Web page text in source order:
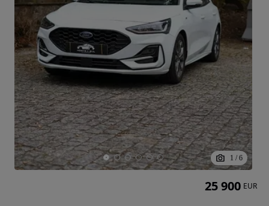
1 / 6
25 900 EUR